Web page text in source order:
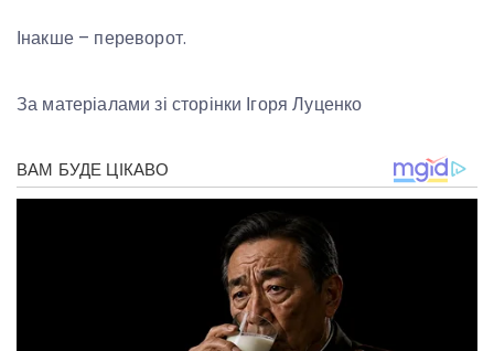
Інакше – переворот.
За матеріалами зі сторінки Ігоря Луценко